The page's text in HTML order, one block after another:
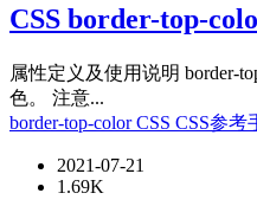
CSS border-top-
属性定义及使用说明 border-
色。 注意...
border-top-color CSS CSS参考
2021-07-21
1.69K